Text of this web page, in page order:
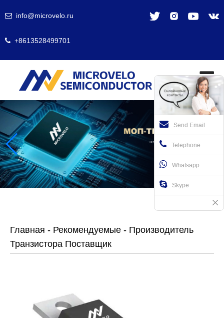
info@microvelo.ru
+8613528499701
Главная - Рекомендуемые - Производитель
Транзистора Поставщик
Send Email
Telephone
Whatsapp
Skype